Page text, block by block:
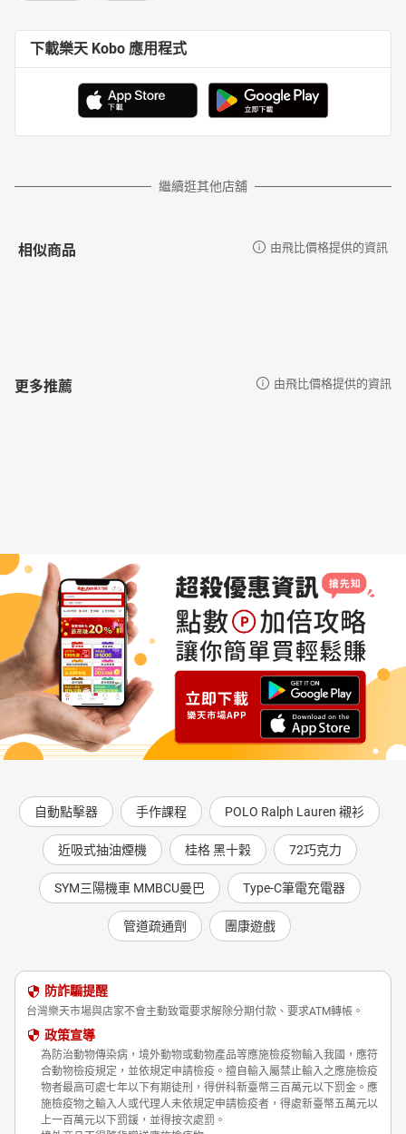
下載樂天 Kobo 應用程式
繼續逛其他店舖
相似商品 由飛比價格提供的資訊
更多推薦 由飛比價格提供的資訊
自動點擊器 手作課程 POLO Ralph Lauren 襯衫
近吸式抽油煙機 桂格 黑十穀 72巧克力
SYM三陽機車 MMBCU曼巴 Type-C筆電充電器
管道疏通劑 團康遊戲
防詐騙提醒
台灣樂天市場與店家不會主動致電要求解除分期付款、要求ATM轉帳。
政策宣導
為防治動物傳染病，境外動物或動物產品等應施檢疫物輸入我國，應符
合動物檢疫規定，並依規定申請檢疫。擅自輸入屬禁止輸入之應施檢疫
物者最高可處七年以下有期徒刑，得併科新臺幣三百萬元以下罰金。應
施檢疫物之輸入人或代理人未依規定申請檢疫者，得處新臺幣五萬元以
上一百萬元以下罰鍰，並得按次處罰。